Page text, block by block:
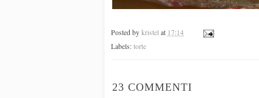
Posted by kristel at 17:14
Labels: torte
23 COMMENTI